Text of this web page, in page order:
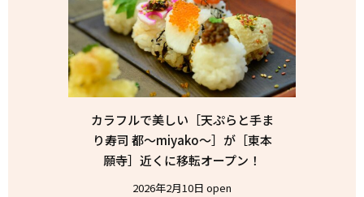
カラフルで美しい［天ぷらと手ま
り寿司 都〜miyako〜］が［東本
願寺］近くに移転オープン！
2026年2月10日 open